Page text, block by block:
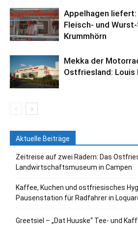
Appelhagen
Fleisch- und
Krummhörn
Mekka der
Ostfriesland: Louis
Aktuelle Beiträge
Zeitreise auf zwei Rädern: Das
Landwirtschaftsmuseum in Campen
Kaffee, Kuchen und ostfriesisches
Pausenstation für Radfahrer in
Greetsiel – „Dat Huuske“ Tee- und